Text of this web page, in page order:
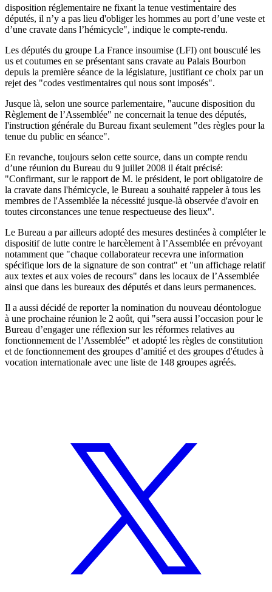
disposition réglementaire ne fixant la tenue vestimentaire des
députés, il n’y a pas lieu d'obliger les hommes au port d’une veste et
d’une cravate dans l’hémicycle", indique le compte-rendu.
Les députés du groupe La France insoumise (LFI) ont bousculé les
us et coutumes en se présentant sans cravate au Palais Bourbon
depuis la première séance de la législature, justifiant ce choix par un
rejet des "codes vestimentaires qui nous sont imposés".
Jusque là, selon une source parlementaire, "aucune disposition du
Règlement de l’Assemblée" ne concernait la tenue des députés,
l'instruction générale du Bureau fixant seulement "des règles pour la
tenue du public en séance".
En revanche, toujours selon cette source, dans un compte rendu
d’une réunion du Bureau du 9 juillet 2008 il était précisé:
"Confirmant, sur le rapport de M. le président, le port obligatoire de
la cravate dans l'hémicycle, le Bureau a souhaité rappeler à tous les
membres de l'Assemblée la nécessité jusque-là observée d'avoir en
toutes circonstances une tenue respectueuse des lieux".
Le Bureau a par ailleurs adopté des mesures destinées à compléter le
dispositif de lutte contre le harcèlement à l’Assemblée en prévoyant
notamment que "chaque collaborateur recevra une information
spécifique lors de la signature de son contrat" et "un affichage relatif
aux textes et aux voies de recours" dans les locaux de l’Assemblée
ainsi que dans les bureaux des députés et dans leurs permanences.
Il a aussi décidé de reporter la nomination du nouveau déontologue
à une prochaine réunion le 2 août, qui "sera aussi l’occasion pour le
Bureau d’engager une réflexion sur les réformes relatives au
fonctionnement de l’Assemblée" et adopté les règles de constitution
et de fonctionnement des groupes d’amitié et des groupes d'études à
vocation internationale avec une liste de 148 groupes agréés.